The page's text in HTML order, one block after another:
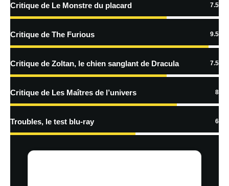
En savoir
traitées
Critique de Le Monstre du placard 7.5
Critique de The Furious 9.5
Critique de Zoltan, le chien sanglant de Dracula 7.5
Critique de Les Maîtres de l’univers 8
Troubles, le test blu-ray 6